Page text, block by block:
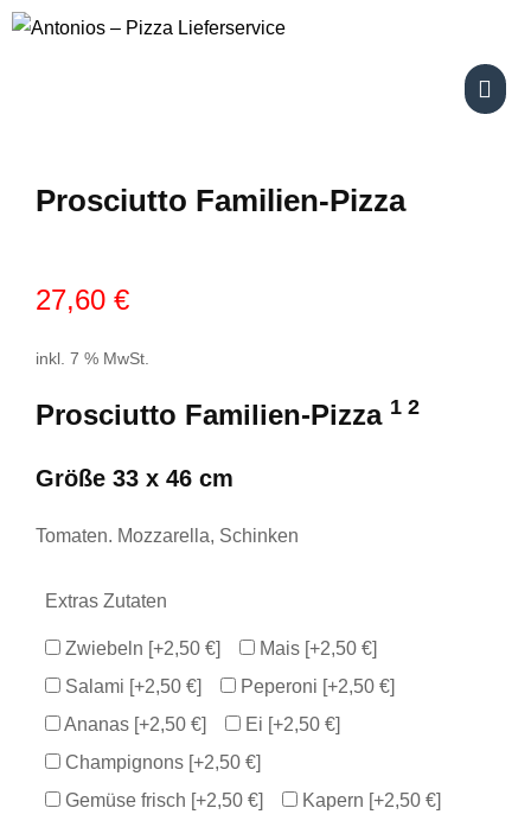
Skip
Prosciutto Familien-Pizza
27,60 €
inkl. 7 % MwSt.
Prosciutto Familien-Pizza 1 2
Größe 33 x 46 cm
Tomaten. Mozzarella, Schinken
Extras Zutaten
Zwiebeln [+2,50 €] Mais [+2,50 €]
Salami [+2,50 €] Peperoni [+2,50 €]
Ananas [+2,50 €] Ei [+2,50 €]
Champignons [+2,50 €]
Gemüse frisch [+2,50 €] Kapern [+2,50 €]